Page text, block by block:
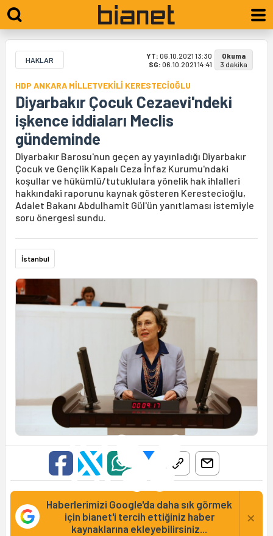
HAKLAR YT: 06.10.2021 13:30
SG: 06.10.2021 14:41
Okuma
3 dakika
HDP ANKARA MİLLETVEKİLİ KERESTECİOĞLU
Diyarbakır Çocuk Cezaevi'ndeki
işkence iddiaları Meclis
gündeminde
Diyarbakır Barosu'nun geçen ay yayınladığı Diyarbakır
Çocuk ve Gençlik Kapalı Ceza İnfaz Kurumu'ndaki
koşullar ve hükümlü/tutuklulara yönelik hak ihlalleri
hakkındaki raporunu kaynak gösteren Kerestecioğlu,
Adalet Bakanı Abdulhamit Gül'ün yanıtlaması istemiyle
soru önergesi sundu.
İstanbul
Haberlerimizi Google'da daha sık görmek
için bianet'i tercih ettiğiniz haber
kaynaklarına ekleyebilirsiniz...
×